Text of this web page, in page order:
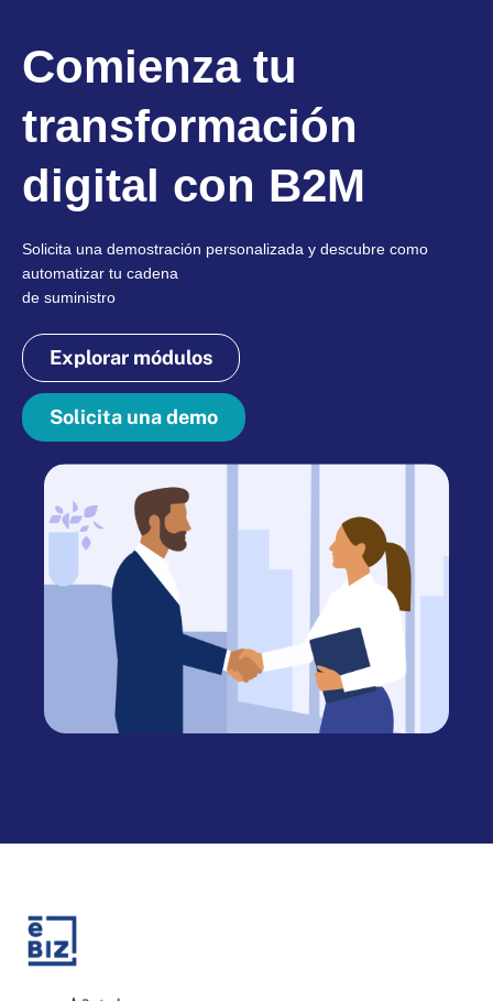
Comienza tu
transformación
digital con B2M
Solicita una demostración personalizada y descubre como
automatizar tu cadena
de suministro
Explorar módulos
Solicita una demo